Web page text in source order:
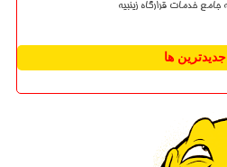
جدیدترین ها